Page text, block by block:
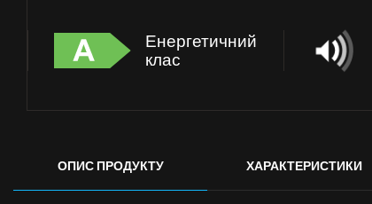
Енергетичний
клас
ОПИС ПРОДУКТУ ХАРАКТЕРИСТИКИ